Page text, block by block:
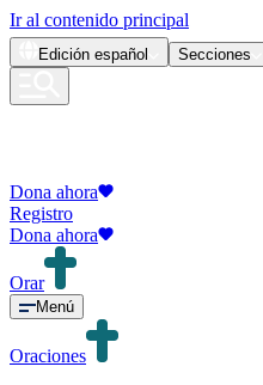
Ir al contenido principal
Edición español Secciones
Dona ahora
Registro
Dona ahora
Orar
Menú
Oraciones